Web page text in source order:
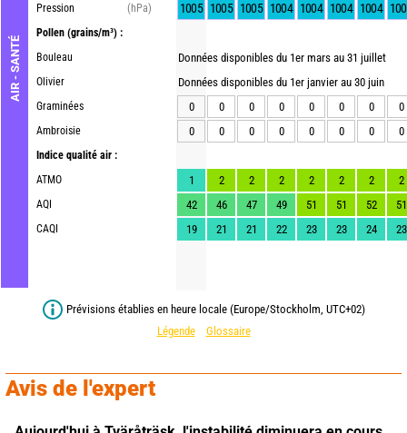
AIR - SANTÉ
Pression
(hPa)
Pollen (grains/m³) :
Bouleau
Olivier
Graminées
Ambroisie
Indice qualité air :
ATMO
AQI
CAQI
1005 1005 1005 1004 1004 1004 1004
Données disponibles du 1er mars au 31 juillet
Données disponibles du 1er janvier au 30 juin
0
0 0 0 0 0 0
0
0
0 0 0 0 0 0 0
1 2 2 2 2 2 2
2
42
46 47 49 51 51 52
51
19
21 21 22 23 23 24 23
Prévisions établies en heure locale (Europe/Stockholm, UTC+02)
Légende
Glossaire
Avis de l'expert